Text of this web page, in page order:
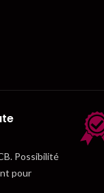
Possibilité
pour